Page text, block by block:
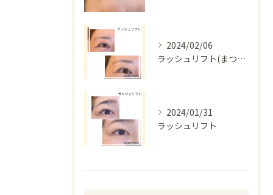
2024/02/06
ラッシュリフト(まつ毛パーマ)
2024/01/31
ラッシュリフト